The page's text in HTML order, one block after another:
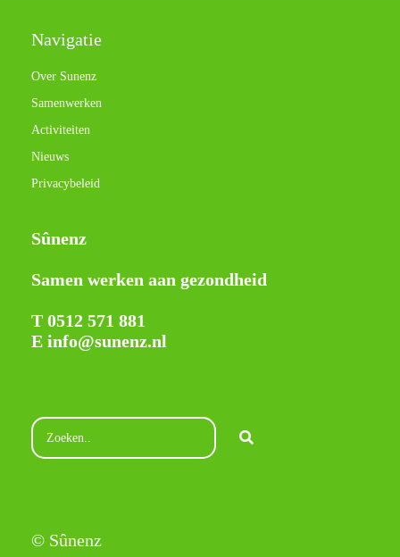
Navigatie
Over Sunenz
Samenwerken
Activiteiten
Nieuws
Privacybeleid
Sûnenz
Samen werken aan gezondheid
T 0512 571 881
E info@sunenz.nl
© Sûnenz